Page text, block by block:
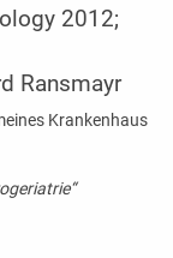
2012;
Ransmayr
Krankenhaus